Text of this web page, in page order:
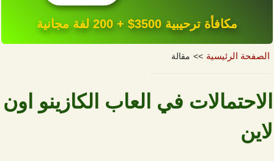
مكافأة ترحيبية 3500$ + 200 لفة مجانية
الصفحة الرئيسية مقالة
الاحتمالات في العاب الكازينو اون
لاين